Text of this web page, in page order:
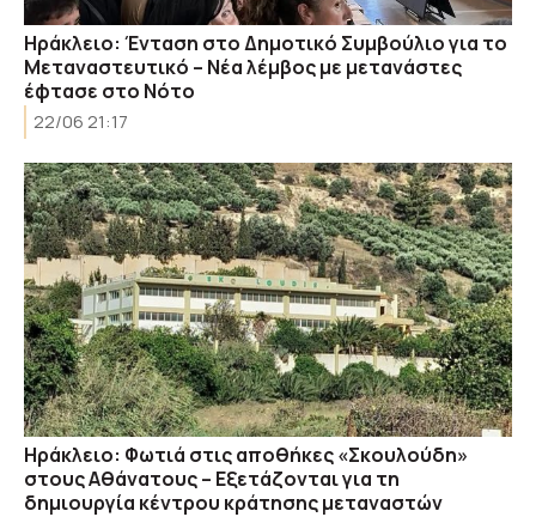
Ηράκλειο: Ένταση στο Δημοτικό Συμβούλιο για το
Μεταναστευτικό – Nέα λέμβος με μετανάστες
έφτασε στο Νότο
22/06 21:17
Ηράκλειο: Φωτιά στις αποθήκες «Σκουλούδη»
στους Αθάνατους – Εξετάζονται για τη
δημιουργία κέντρου κράτησης μεταναστών